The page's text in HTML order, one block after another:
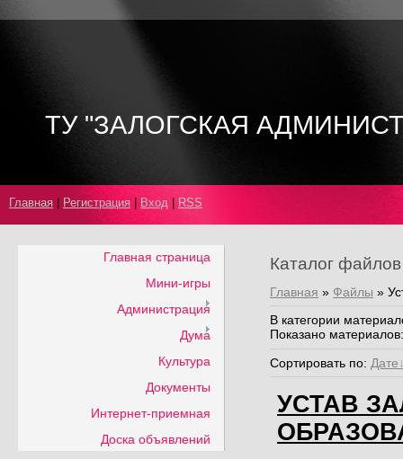
ТУ "ЗАЛОГСКАЯ
Главная Регистрация Вход RSS
Главная страница
Мини-игры
Администрация
Дума
Культура
Документы
Интернет-приемная
Доска объявлений
Каталог файлов
Главная » Файлы »
В категории
Показано материалов
Сортировать по: Дате
УСТАВ